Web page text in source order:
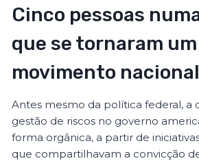
Cinco pessoas
que se tornaram um
movimento nacional
Antes mesmo da política federal, a
gestão de riscos no governo
forma orgânica, a partir de
que compartilhavam a convicção